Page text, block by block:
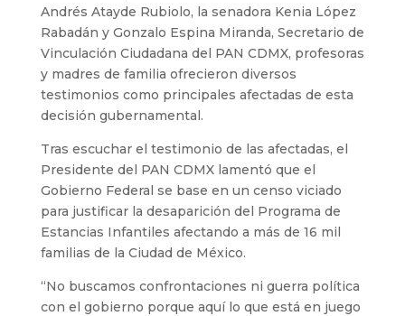
Andrés Atayde Rubiolo, la senadora Kenia López
Rabadán y Gonzalo Espina Miranda, Secretario de
Vinculación Ciudadana del PAN CDMX, profesoras
y madres de familia ofrecieron diversos
testimonios como principales afectadas de esta
decisión gubernamental.
Tras escuchar el testimonio de las afectadas, el
Presidente del PAN CDMX lamentó que el
Gobierno Federal se base en un censo viciado
para justificar la desaparición del Programa de
Estancias Infantiles afectando a más de 16 mil
familias de la Ciudad de México.
“No buscamos confrontaciones ni guerra política
con el gobierno porque aquí lo que está en juego